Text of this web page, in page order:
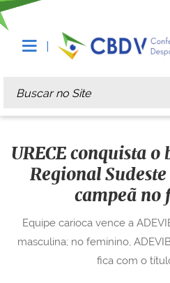
Busca
Busca Avançada…
URECE conquista
Regional
campeã no
Equipe carioca vence a
masculina; no feminino,
fica com o